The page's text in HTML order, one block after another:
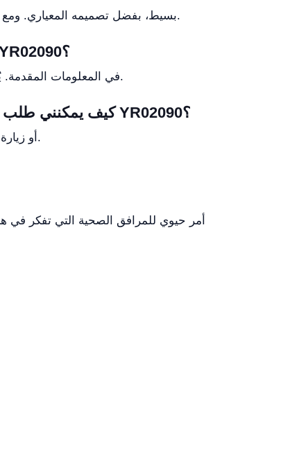
تركيب YR02090 بسيط، بفضل تصميمه المعياري. ومع ذلك، يُوصى بأن يقوم محترفون مدربون بإجراء التركيب لضمان السلامة والامتثال للمعايير الطبية.
ما هي أبعاد تعليق السقف لوحدة العناية المركزة / وحدة العناية المركزة لحديثي الولادة YR02090؟
لم يتم تحديد أبعاد YR02090 في المعلومات المقدمة. يُنصح بالتشاور مع الشركة المصنعة أو مواصفات المنتج للحصول على قياسات مفصلة.
كيف يمكنني طلب عرض سعر لتعليق السقف لوحدة العناية المركزة / وحدة العناية المركزة لحديثي الولادة YR02090؟
يمكنك بسهولة طلب عرض سعر من خلال الاتصال بفريق المبيعات في Kalstein أو زيارة قنواتهم الرسمية لبدء استفسارك.